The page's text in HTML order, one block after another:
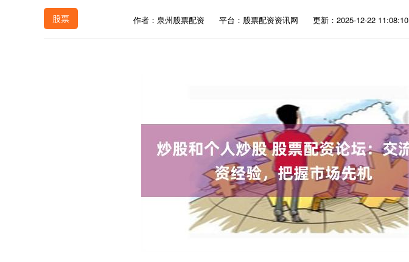
股票 作者：泉州股票配资 平台：股票配资资讯网 更新：2025-12-22 11:08:10